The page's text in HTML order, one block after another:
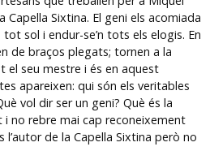
Sixtina. El geni els acomiada
sol i endur-se’n tots els elogis. En
de braços plegats; tornen a la
el seu mestre i és en aquest
apareixen: qui són els veritables
vol dir ser un geni? Què és la
i no rebre mai cap reconeixement
l’autor de la Capella Sixtina però no